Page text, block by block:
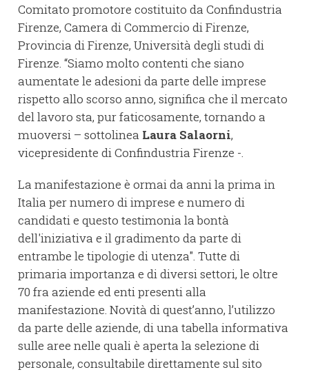
Comitato promotore costituito da Confindustria
Firenze, Camera di Commercio di Firenze,
Provincia di Firenze, Università degli studi di
Firenze. “Siamo molto contenti che siano
aumentate le adesioni da parte delle imprese
rispetto allo scorso anno, significa che il mercato
del lavoro sta, pur faticosamente, tornando a
muoversi – sottolinea Laura Salaorni,
vicepresidente di Confindustria Firenze -.
La manifestazione è ormai da anni la prima in
Italia per numero di imprese e numero di
candidati e questo testimonia la bontà
dell'iniziativa e il gradimento da parte di
entrambe le tipologie di utenza". Tutte di
primaria importanza e di diversi settori, le oltre
70 fra aziende ed enti presenti alla
manifestazione. Novità di quest’anno, l’utilizzo
da parte delle aziende, di una tabella informativa
sulle aree nelle quali è aperta la selezione di
personale, consultabile direttamente sul sito